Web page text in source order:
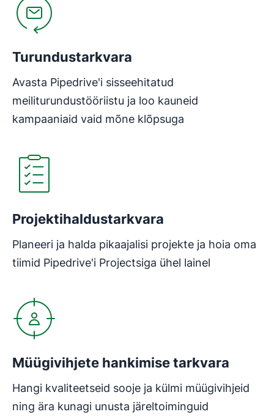
Turundustarkvara
Avasta Pipedrive'i sisseehitatud
meiliturundustööriistu ja loo kauneid
kampaaniaid vaid mõne klõpsuga
Projektihaldustarkvara
Planeeri ja halda pikaajalisi projekte ja hoia oma
tiimid Pipedrive'i Projectsiga ühel lainel
Müügivihjete hankimise tarkvara
Hangi kvaliteetseid sooje ja külmi müügivihjeid
ning ära kunagi unusta järeltoiminguid